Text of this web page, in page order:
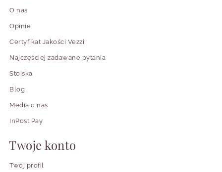
O nas
Opinie
Certyfikat Jakości Vezzi
Najczęściej zadawane pytania
Stoiska
Blog
Media o nas
InPost Pay
Twoje konto
Twój profil